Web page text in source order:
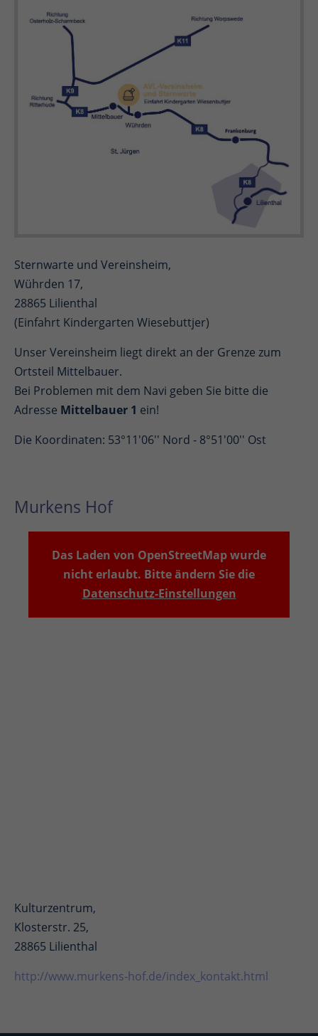
Sternwarte und Vereinsheim,
Wührden 17,
28865 Lilienthal
(Einfahrt Kindergarten Wiesebuttjer)
Unser Vereinsheim liegt direkt an der Grenze zum
Ortsteil Mittelbauer.
Bei Problemen mit dem Navi geben Sie bitte die
Adresse Mittelbauer 1 ein!
Die Koordinaten: 53°11'06'' Nord - 8°51'00'' Ost
Murkens Hof
Das Laden von OpenStreetMap wurde
nicht erlaubt. Bitte ändern Sie die
Datenschutz-Einstellungen
Kulturzentrum,
Klosterstr. 25,
28865 Lilienthal
http://www.murkens-hof.de/index_kontakt.html